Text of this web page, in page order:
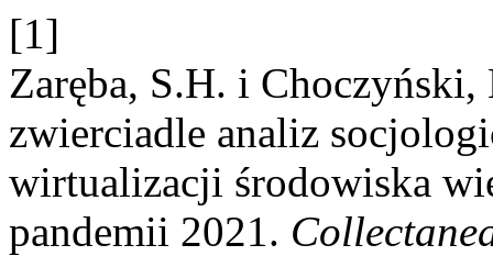
[1]
Zaręba, S.H. i
zwierciadle analiz
wirtualizacji środowiska
pandemii 2021.